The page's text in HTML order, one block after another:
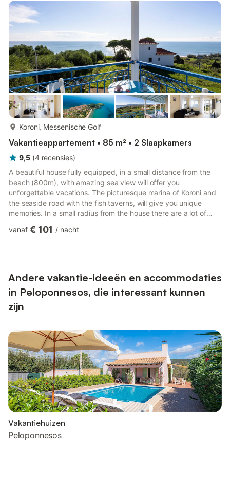
Guests have full access to all the areas of the house, to the
balcony and the garden. Amazing starting point ...
Koroni, Messenische Golf
Vakantieappartement • 85 m² • 2 Slaapkamers
9,5 (4 recensies)
A beautiful house fully equipped, in a small distance from the
beach (800m), with amazing sea view will offer you
unforgettable vacations. The picturesque marina of Koroni and
the seaside road with the fish taverns, will give you unique
memories. In a small radius from the house there are a lot of
every taste. Visit the majestic castle of Koroni and enjoy the
vanaf € 101 / nacht
Andere vakantie-ideeën en accommodaties
in Peloponnesos, die interessant kunnen
zijn
Vakantiehuizen
Peloponnesos